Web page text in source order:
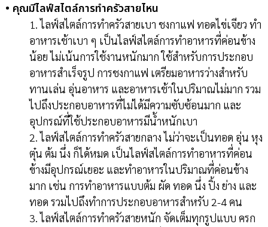
• คุณมีไลฟ์สไตล์การทำครัวสายไหน
1. ไลฟ์สไตล์การทำครัวสายเบา ชงกาแฟ ทอดไข่เจียว ทำ
อาหารเช้าเบา ๆ เป็นไลฟ์สไตล์การทำอาหารที่ค่อนข้าง
น้อย ไม่เน้นการใช้งานหนักมาก ใช้สำหรับการประกอบ
อาหารสำเร็จรูป การชงกาแฟ เตรียมอาหารว่างสำหรับ
ทานเล่น อุ่นอาหาร และอาหารเช้าในปริมาณไม่มาก รวม
ไปถึงประกอบอาหารที่ไม่ได้มีความซับซ้อนมาก และ
อุปกรณ์ที่ใช้ประกอบอาหารมีน้ำหนักเบา
2. ไลฟ์สไตล์การทำครัวสายกลาง ไม่ว่าจะเป็นทอด อุ่น หุง
ตุ๋น ต้ม นึ่ง ก็ได้หมด เป็นไลฟ์สไตล์การทำอาหารที่ค่อน
ข้างมีอุปกรณ์เยอะ และทำอาหารในปริมาณที่ค่อนข้าง
มาก เช่น การทำอาหารแบบต้ม ผัด ทอด นึ่ง ปิ้ง ย่าง และ
ทอด รวมไปถึงทำการประกอบอาหารสำหรับ 2-4 คน
3. ไลฟ์สไตล์การทำครัวสายหนัก จัดเต็มทุกรูปแบบ ครก